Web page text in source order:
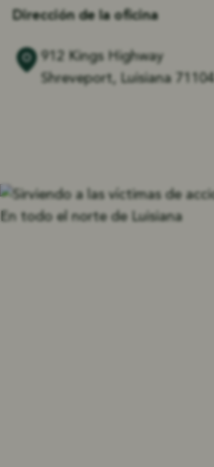
Dirección de la oficina
912 Kings Highway
Shreveport, Luisiana 71104